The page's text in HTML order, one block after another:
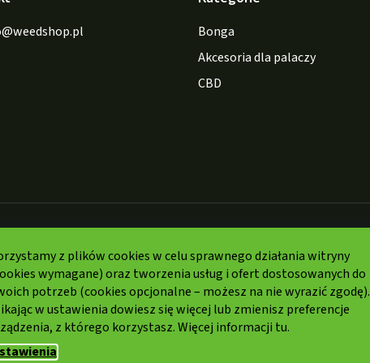
z plików cookies w celu sprawnego działania witryny
wymagane) oraz tworzenia usług i ofert dostosowanych do
potrzeb (cookies opcjonalne – możesz na nie wyrazić zgodę).
w ustawienia dowiesz się więcej lub zmienisz preferencje
z którego korzystasz. Więcej informacji tu.
@weedshop.pl
Bonga
Akcesoria dla palaczy
CBD
płatności: